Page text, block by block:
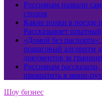
Россиянам назвали
столом
Какие полки в поезде
Рассказывает
«Домой без
пошаговый алгоритм
документов за
Россиянам
превратить в мини-
Шоу бизнес